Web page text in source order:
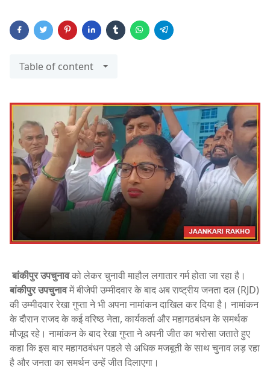
Table of content
बांकीपुर उपचुनावको लेकर चुनावी माहौल लगातार गर्म होता जा रहा है।
बांकीपुर उपचुनावमें बीजेपी उम्मीदवार के बाद अब राष्ट्रीय जनता दल (RJD)
की उम्मीदवार रेखा गुप्ता ने भी अपना नामांकन दाखिल कर दिया है। नामांकन
के दौरान राजद के कई वरिष्ठ नेता, कार्यकर्ता और महागठबंधन के समर्थक
मौजूद रहे। नामांकन के बाद रेखा गुप्ता ने अपनी जीत का भरोसा जताते हुए
कहा कि इस बार महागठबंधन पहले से अधिक मजबूती के साथ चुनाव लड़ रहा
है और जनता का समर्थन उन्हें जीत दिलाएगा।